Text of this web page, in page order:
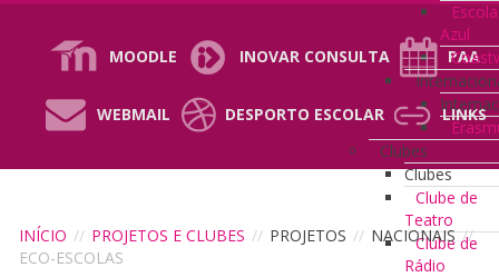
Escola
Azul
Clubes
Clubes
Clube de
Teatro
Clube de
Rádio
MOODLE INOVAR CONSULTA PAA
WEBMAIL DESPORTO ESCOLAR LINKS
INÍCIO // PROJETOS E CLUBES // PROJETOS // NACIONAIS //
ECO-ESCOLAS